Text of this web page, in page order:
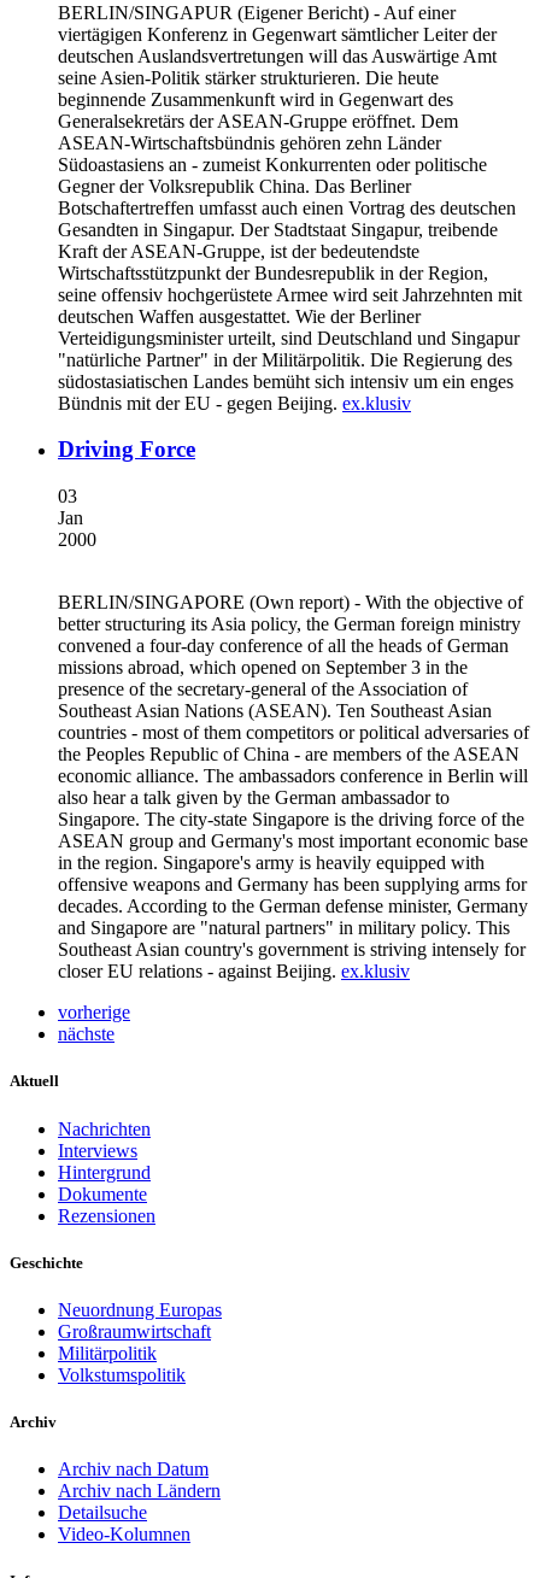
BERLIN/SINGAPUR (Eigener Bericht) - Auf einer
viertägigen Konferenz in Gegenwart sämtlicher Leiter der
deutschen Auslandsvertretungen will das Auswärtige Amt
seine Asien-Politik stärker strukturieren. Die heute
beginnende Zusammenkunft wird in Gegenwart des
Generalsekretärs der ASEAN-Gruppe eröffnet. Dem
ASEAN-Wirtschaftsbündnis gehören zehn Länder
Südoastasiens an - zumeist Konkurrenten oder politische
Gegner der Volksrepublik China. Das Berliner
Botschaftertreffen umfasst auch einen Vortrag des deutschen
Gesandten in Singapur. Der Stadtstaat Singapur, treibende
Kraft der ASEAN-Gruppe, ist der bedeutendste
Wirtschaftsstützpunkt der Bundesrepublik in der Region,
seine offensiv hochgerüstete Armee wird seit Jahrzehnten mit
deutschen Waffen ausgestattet. Wie der Berliner
Verteidigungsminister urteilt, sind Deutschland und Singapur
"natürliche Partner" in der Militärpolitik. Die Regierung des
südostasiatischen Landes bemüht sich intensiv um ein enges
Bündnis mit der EU - gegen Beijing. ex.klusiv
Driving Force
03
Jan
2000
BERLIN/SINGAPORE (Own report) - With the objective of
better structuring its Asia policy, the German foreign ministry
convened a four-day conference of all the heads of German
missions abroad, which opened on September 3 in the
presence of the secretary-general of the Association of
Southeast Asian Nations (ASEAN). Ten Southeast Asian
countries - most of them competitors or political adversaries of
the Peoples Republic of China - are members of the ASEAN
economic alliance. The ambassadors conference in Berlin will
also hear a talk given by the German ambassador to
Singapore. The city-state Singapore is the driving force of the
ASEAN group and Germany's most important economic base
in the region. Singapore's army is heavily equipped with
offensive weapons and Germany has been supplying arms for
decades. According to the German defense minister, Germany
and Singapore are "natural partners" in military policy. This
Southeast Asian country's government is striving intensely for
closer EU relations - against Beijing. ex.klusiv
vorherige
nächste
Aktuell
Nachrichten
Interviews
Hintergrund
Dokumente
Rezensionen
Geschichte
Neuordnung Europas
Großraumwirtschaft
Militärpolitik
Volkstumspolitik
Archiv
Archiv nach Datum
Archiv nach Ländern
Detailsuche
Video-Kolumnen